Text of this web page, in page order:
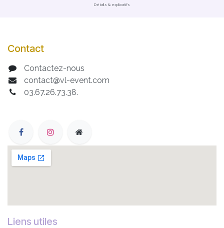
Détails & explicatifs
Contact
Contactez-nous
contact@vl-event.com
03.67.26.73.38.
Liens utiles